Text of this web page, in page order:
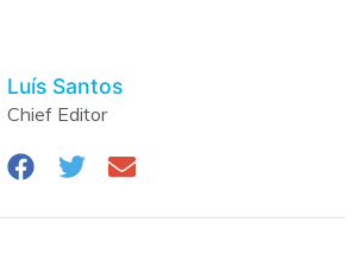
Luís Santos
Chief Editor